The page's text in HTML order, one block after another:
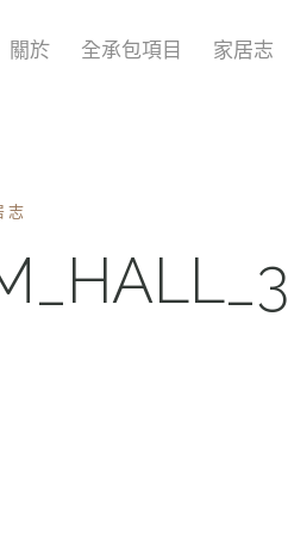
關於 全承包項目 家居志
志